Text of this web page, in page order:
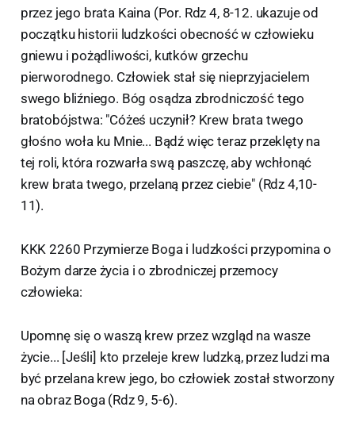
przez jego brata Kaina (Por. Rdz 4, 8-12. ukazuje od
początku historii ludzkości obecność w człowieku
gniewu i pożądliwości, kutków grzechu
pierworodnego. Człowiek stał się nieprzyjacielem
swego bliźniego. Bóg osądza zbrodniczość tego
bratobójstwa: "Cóżeś uczynił? Krew brata twego
głośno woła ku Mnie... Bądź więc teraz przeklęty na
tej roli, która rozwarła swą paszczę, aby wchłonąć
krew brata twego, przelaną przez ciebie" (Rdz 4,10-
11).
KKK 2260 Przymierze Boga i ludzkości przypomina o
Bożym darze życia i o zbrodniczej przemocy
człowieka:
Upomnę się o waszą krew przez wzgląd na wasze
życie... [Jeśli] kto przeleje krew ludzką, przez ludzi ma
być przelana krew jego, bo człowiek został stworzony
na obraz Boga (Rdz 9, 5-6).